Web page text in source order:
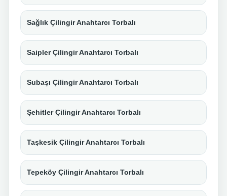
Sağlık Çilingir Anahtarcı Torbalı
Saipler Çilingir Anahtarcı Torbalı
Subaşı Çilingir Anahtarcı Torbalı
Şehitler Çilingir Anahtarcı Torbalı
Taşkesik Çilingir Anahtarcı Torbalı
Tepeköy Çilingir Anahtarcı Torbalı